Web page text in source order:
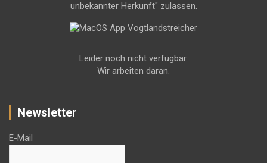
unbekannter Herkunft" zulassen.
Leider noch nicht verfügbar.
Wir arbeiten daran.
Newsletter
E-Mail